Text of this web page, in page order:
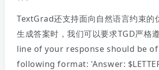
TextGrad还支持面向自然语言约束的
生成答案时，我们可以要求TGD严格
line of your response should be
following format: 'Answer: